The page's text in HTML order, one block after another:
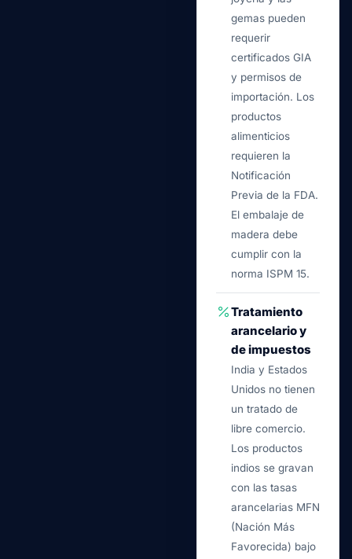
gemas pueden
requerir
certificados GIA
y permisos de
importación. Los
productos
alimenticios
requieren la
Notificación
Previa de la FDA.
El embalaje de
madera debe
cumplir con la
norma ISPM 15.
Tratamiento
arancelario y
de impuestos
India y Estados
Unidos no tienen
un tratado de
libre comercio.
Los productos
indios se gravan
con las tasas
arancelarias MFN
(Nación Más
Favorecida) bajo